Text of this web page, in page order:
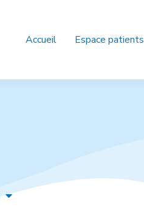
Accueil Espace patients